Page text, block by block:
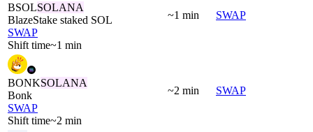
BSOLSOLANA
BlazeStake staked SOL
SWAP
Shift time~1 min
~1 min SWAP
BONKSOLANA
Bonk
SWAP
Shift time~2 min
~2 min SWAP